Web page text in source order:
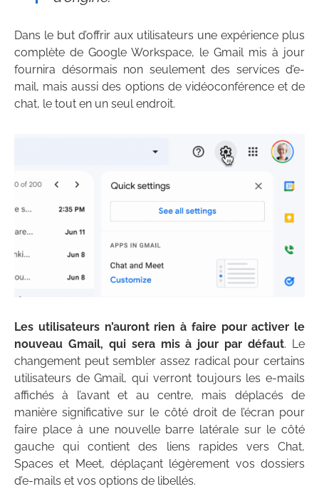
Dans le but d’offrir aux utilisateurs une expérience plus
complète de Google Workspace, le Gmail mis à jour
fournira désormais non seulement des services d’e-
mail, mais aussi des options de vidéoconférence et de
chat, le tout en un seul endroit.
Les utilisateurs n’auront rien à faire pour activer le
nouveau Gmail, qui sera mis à jour par défaut. Le
changement peut sembler assez radical pour certains
utilisateurs de Gmail, qui verront toujours les e-mails
affichés à l’avant et au centre, mais déplacés de
manière significative sur le côté droit de l’écran pour
faire place à une nouvelle barre latérale sur le côté
gauche qui contient des liens rapides vers Chat,
Spaces et Meet, déplaçant légèrement vos dossiers
d’e-mails et vos options de libellés.